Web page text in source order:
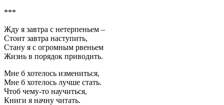
***
Жду я завтра с нетерпеньем –
Стоит завтра наступить,
Стану я с огромным рвеньем
Жизнь в порядок приводить.
Мне б хотелось измениться,
Мне б хотелось лучше стать.
Чтоб чему-то научиться,
Книги я начну читать.